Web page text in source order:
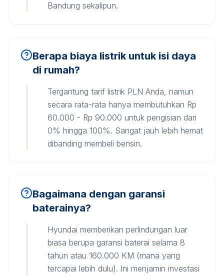
Bandung sekalipun.
Berapa biaya listrik untuk isi daya
di rumah?
Tergantung tarif listrik PLN Anda, namun
secara rata-rata hanya membutuhkan Rp
60.000 - Rp 90.000 untuk pengisian dari
0% hingga 100%. Sangat jauh lebih hemat
dibanding membeli bensin.
Bagaimana dengan garansi
baterainya?
Hyundai memberikan perlindungan luar
biasa berupa garansi baterai selama 8
tahun atau 160.000 KM (mana yang
tercapai lebih dulu). Ini menjamin investasi